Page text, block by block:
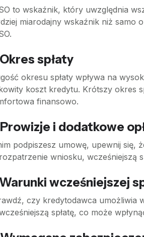
to wskaźnik, który uwzględnia
miarodajny wskaźnik niż samo
spłaty
okresu spłaty wpływa na
koszt kredytu. Krótszy okres
finansowo.
i dodatkowe
podpiszesz umowę, upewnij się,
wniosku, wcześniejszą
wcześniejszej
czy kredytodawca umożliwia
spłatę, co może